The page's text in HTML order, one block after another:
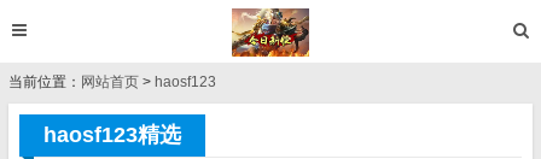
当前位置： 网站首页 > haosf123
haosf123精选